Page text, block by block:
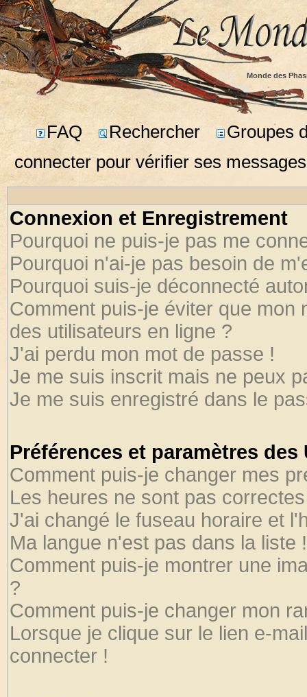
Monde des
FAQ Rechercher
Groupes
connecter pour vérifier ses
Connexion et Enregistrement
Pourquoi ne puis-je pas me
Pourquoi n'ai-je pas besoin de
Pourquoi suis-je déconnecté
Comment puis-je éviter que mon
des utilisateurs en ligne ?
J'ai perdu mon mot de passe !
Je me suis inscrit mais ne peux
Je me suis enregistré dans le
Préférences et paramètres
Comment puis-je changer mes
Les heures ne sont pas
J'ai changé le fuseau horaire et
Ma langue n'est pas dans la liste !
Comment puis-je montrer une
?
Comment puis-je changer mon
Lorsque je clique sur le lien e-
connecter !